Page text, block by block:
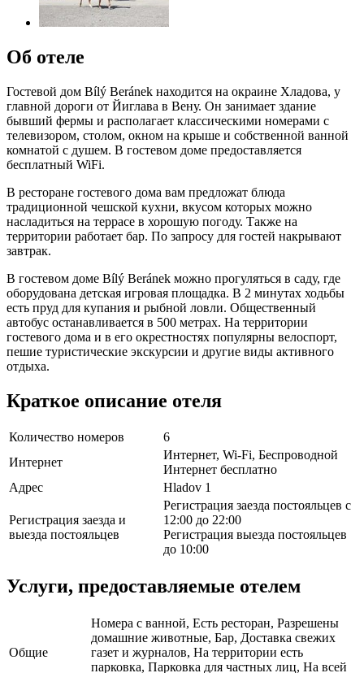
Об отеле
Гостевой дом Bílý Beránek находится на окраине Хладова, у
главной дороги от Йиглава в Вену. Он занимает здание
бывший фермы и располагает классическими номерами с
телевизором, столом, окном на крыше и собственной ванной
комнатой с душем. В гостевом доме предоставляется
бесплатный WiFi.
В ресторане гостевого дома вам предложат блюда
традиционной чешской кухни, вкусом которых можно
насладиться на террасе в хорошую погоду. Также на
территории работает бар. По запросу для гостей накрывают
завтрак.
В гостевом доме Bílý Beránek можно прогуляться в саду, где
оборудована детская игровая площадка. В 2 минутах ходьбы
есть пруд для купания и рыбной ловли. Общественный
автобус останавливается в 500 метрах. На территории
гостевого дома и в его окрестностях популярны велоспорт,
пешие туристические экскурсии и другие виды активного
отдыха.
Краткое описание отеля
Количество номеров
6
Интернет
Интернет, Wi-Fi, Беспроводной
Интернет бесплатно
Адрес
Hladov 1
Регистрация заезда и
выезда постояльцев
Регистрация заезда постояльцев с
12:00 до 22:00
Регистрация выезда постояльцев
до 10:00
Услуги, предоставляемые отелем
Общие
Номера с ванной, Есть ресторан, Разрешены
домашние животные, Бар, Доставка свежих
газет и журналов, На территории есть
парковка, Парковка для частных лиц, На всей